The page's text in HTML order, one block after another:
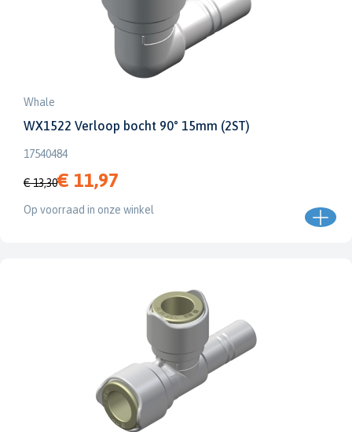
Whale
WX1522 Verloop bocht 90° 15mm (2ST)
17540484
€ 13,30€ 11,97
Op voorraad in onze winkel